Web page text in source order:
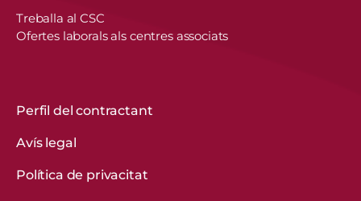
de Catalunya fa servir cookies pròpies i de
tercers per recordar les vostres preferències,
Obtenir més informació
Treballa al CSC
Ofertes laborals als centres associats
Perfil del contractant
Avís legal
Política de privacitat